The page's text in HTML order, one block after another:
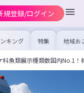
規登録/ログイン
キング 特集 地域お
の求
を集め
事内容
を比較
合った
科魚類展示種類数国内No.1